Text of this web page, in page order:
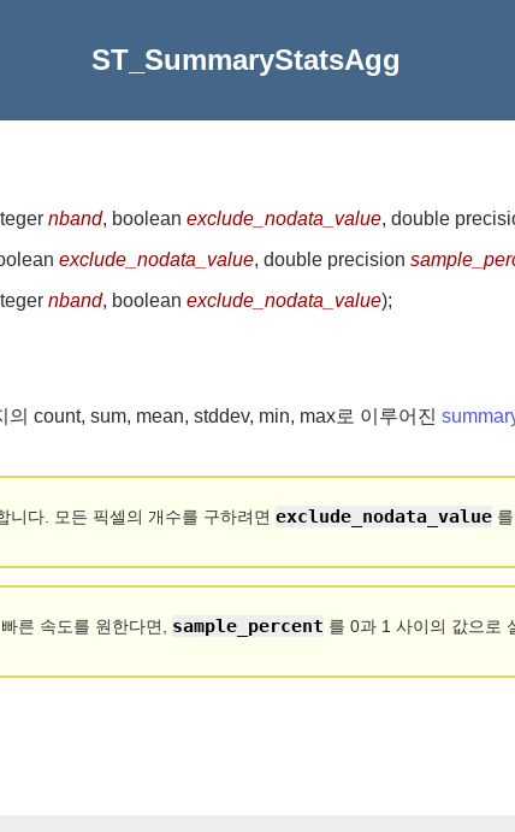
ST_SummaryStatsAgg
nband, boolean exclude_nodata_value, double
exclude_nodata_value, double precision
nband, boolean exclude_nodata_value);
count, sum, mean, stddev, min, max로 이루어진
니다. 모든 픽셀의 개수를 구하려면exclude_nodata_value
른 속도를 원한다면, sample_percent 를 0과 1 사이의 값으로